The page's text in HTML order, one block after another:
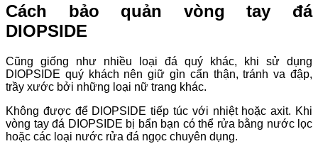
Cách bảo quản vòng tay đá
DIOPSIDE
Cũng giống như nhiều loại đá quý khác, khi sử dụng
DIOPSIDE quý khách nên giữ gìn cẩn thận, tránh va đập,
trầy xước bởi những loại nữ trang khác.
Không được để DIOPSIDE tiếp túc với nhiệt hoặc axit. Khi
vòng tay đá DIOPSIDE bị bẩn bạn có thể rửa bằng nước lọc
hoặc các loại nước rửa đá ngọc chuyên dụng.